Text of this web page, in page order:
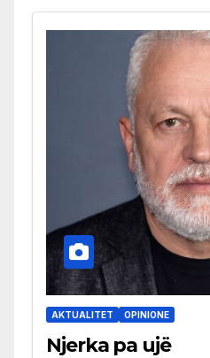
AKTUALITET OPINIONE
Njerka pa ujë